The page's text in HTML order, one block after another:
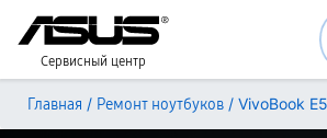
Сервисный центр
Главная / Ремонт ноутбуков / VivoBook